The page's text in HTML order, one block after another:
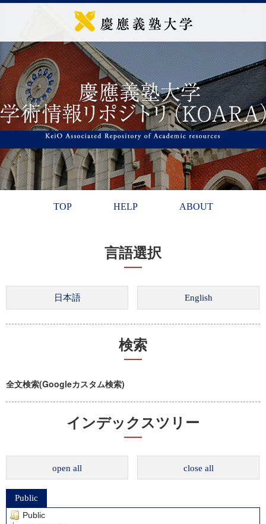
TOP HELP ABOUT
言語選択
検索
全文検索(Googleカスタム検索)
インデックスツリー
open all close all
Public
Public